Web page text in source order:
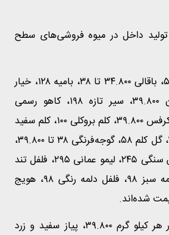
داخل در میوه فروشی‌های سطح
هر کیلو گرم بادمجان ۵۸، باقالی ۳۴.۸۰۰ تا ۳۸، بامیه ۱۲۸، خیار
۴۰، خیار مینی اصفهان ۳۹.۸۰۰، سیر تازه ۱۹۸، کاهو رسمی
۱۹.۸۰۰، کدو مسما ۳۹، کرفس ۳۹.۸۰۰، کلم بروکلی ۱۰۰، کلم سفید
و قرمز ۱۹.۸۰۰ تا ۳۴.۸۰۰، گل کلم ۵۸، گوجه‌فرنگی ۳۸ تا ۳۹.۸۰۰،
لوبیا سبز ۸۵، لیمو ترش سنگی ۲۴۵، لیمو عمانی ۲۹۵، فلفل تند
و شیرین ۱۶۸، فلفل دلمه سبز ۹۸، فلفل دلمه رنگی ۹۸، هویج
سیب‌زمینی در این بازار هر کیلو گرم ۳۹.۸۰۰، پیاز سفید و زرد